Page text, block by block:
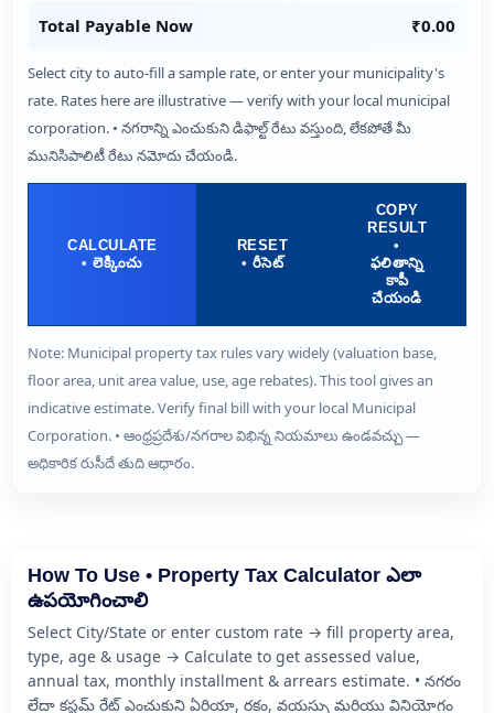
Total Payable Now ₹0.00
Select city to auto-fill a sample rate, or enter your municipality's
rate. Rates here are illustrative — verify with your local municipal
corporation. • నగరాన్ని ఎంచుకుని డిఫాల్ట్ రేటు వస్తుంది, లేకపోతే మీ
మునిసిపాలిటీ రేటు నమోదు చేయండి.
CALCULATE
• లెక్కించు
RESET
• రీసెట్
COPY
RESULT
•
ఫలితాన్ని
కాపీ
చేయండి
Note: Municipal property tax rules vary widely (valuation base,
floor area, unit area value, use, age rebates). This tool gives an
indicative estimate. Verify final bill with your local Municipal
Corporation. • ఆంధ్రప్రదేశు/నగరాల విభిన్న నియమాలు ఉండవచ్చు —
అధికారిక రుసీదే తుది ఆధారం.
How To Use • Property Tax Calculator ఎలా
ఉపయోగించాలి
Select City/State or enter custom rate → fill property area,
type, age & usage → Calculate to get assessed value,
annual tax, monthly installment & arrears estimate. • నగరం
లేదా కస్టమ్ రేట్ ఎంచుకుని ఏరియా, రకం, వయస్సు మరియు వినియోగం